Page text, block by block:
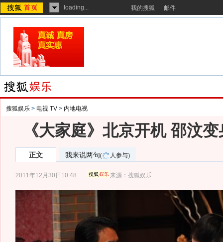
loading... 我的搜狐 邮件
搜狐娱乐 > 电视 TV > 内地电视
《大家庭》北京开机 邵汶
正文 我来说两句( 人参与)
2011年12月30日10:48 来源：搜狐娱乐